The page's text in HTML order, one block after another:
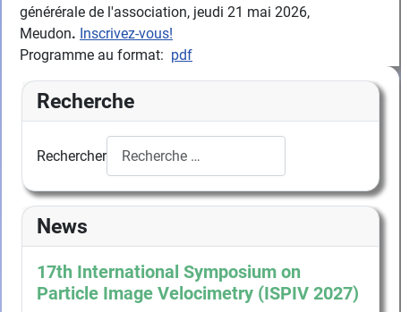
générérale de l'association, jeudi 21 mai 2026,
Meudon. Inscrivez-vous!
Programme au format: pdf
Recherche
Rechercher
News
17th International Symposium on
Particle Image Velocimetry (ISPIV 2027)